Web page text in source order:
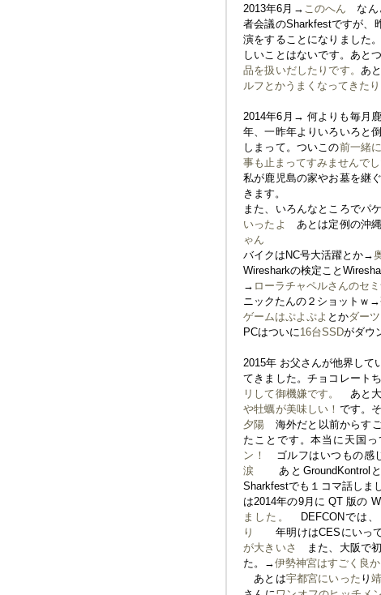
2013年6月→ このへん なん
者会議のSharkfestですが、
演をすることになりました
しいことはないです。あと
品を扱いだしたりです。 あ
ルフとかうまくなってきたり
2014年6月→ 何よりも毎月
年、一昨年よりいろいろと
しまって。ついこの前一緒
事も止まってすみませんでし
私が鹿児島の家やお墓を継
きます。
また、いろんなところでパ
いったよ
あとは定例の沖
ゃん
バイクはNC号大活躍とか→
Wiresharkの検定こと
→ ローラチャペルさんのセ
ニックたんの２ショットｗ→
ゲームはぷよぷよ とかダーツ
PCはついに16台SSDがダウ
2015年 お父さんが他界して
てきました。チョコレート
リして御機嫌です。
あと大
や牡蠣が美味しい！ です。
夕陽 海外だと以前からす
たことです。本当に天国
ン！
ゴルフはいつもの感
涙
あとGroundKontrol
Sharkfestでも１コマ話しま
は2014年の9月に QT 版の
ました。
DEFCONでは
り
年明けはCESにいっ
が大きいさ
また、大阪で
た。→伊勢神宮はすごく良か
あとは宇都宮にいった り